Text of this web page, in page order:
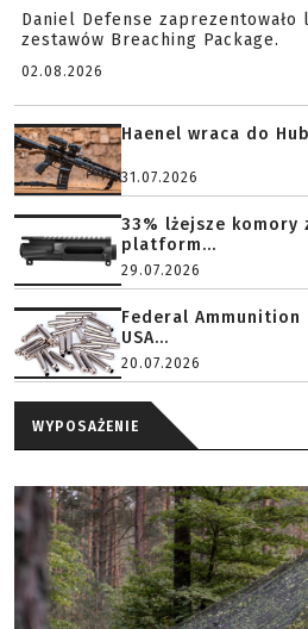
Daniel Defense zaprezentowało
zestawów Breaching Package.
02.08.2026
Haenel wraca do
31.07.2026
33% lżejsze komory
platform...
29.07.2026
Federal
USA...
20.07.2026
WYPOSAŻENIE